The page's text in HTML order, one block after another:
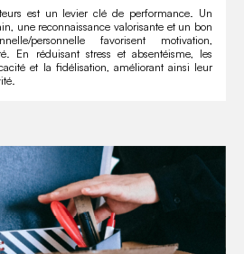
une reconnaissance valorisante et un bon
personnelle favorisent motivation,
En réduisant stress et absentéisme, les
et la fidélisation, améliorant ainsi leur